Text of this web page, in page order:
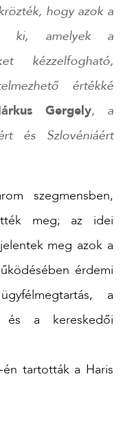
hogy azok a
ki, amelyek a
kézzelfogható,
értékké
Gergely, a
és Szlovéniáért
szegmensben,
meg; az idei
meg azok a
érdemi
a
és a kereskedői
tartották a Haris